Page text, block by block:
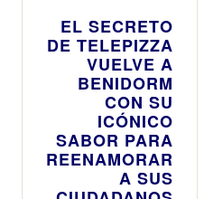
EL SECRETO
DE TELEPIZZA
VUELVE A
BENIDORM
CON SU
ICÓNICO
SABOR PARA
REENAMORAR
A SUS